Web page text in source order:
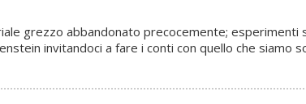
grezzo abbandonato precocemente; esperimenti
invitandoci a fare i conti con quello che siamo